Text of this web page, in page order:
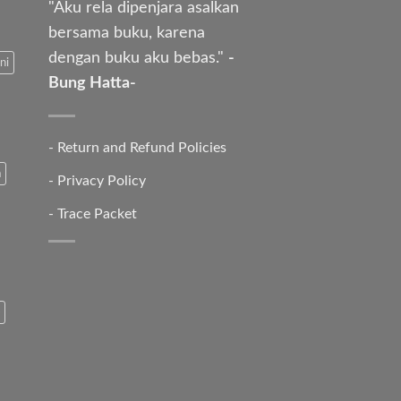
"Aku rela dipenjara asalkan
bersama buku, karena
dengan buku aku bebas." -
Bung Hatta-
- Return and Refund Policies
- Privacy Policy
- Trace Packet